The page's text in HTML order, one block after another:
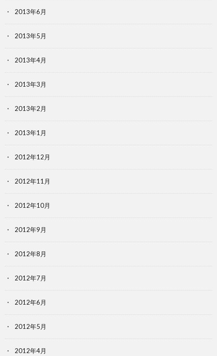
2013年6月
2013年5月
2013年4月
2013年3月
2013年2月
2013年1月
2012年12月
2012年11月
2012年10月
2012年9月
2012年8月
2012年7月
2012年6月
2012年5月
2012年4月